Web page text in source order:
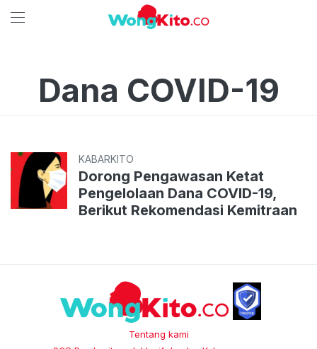
Dana COVID-19
KABARKITO
Dorong Pengawasan Ketat
Pengelolaan Dana COVID-19,
Berikut Rekomendasi Kemitraan
Tentang kami